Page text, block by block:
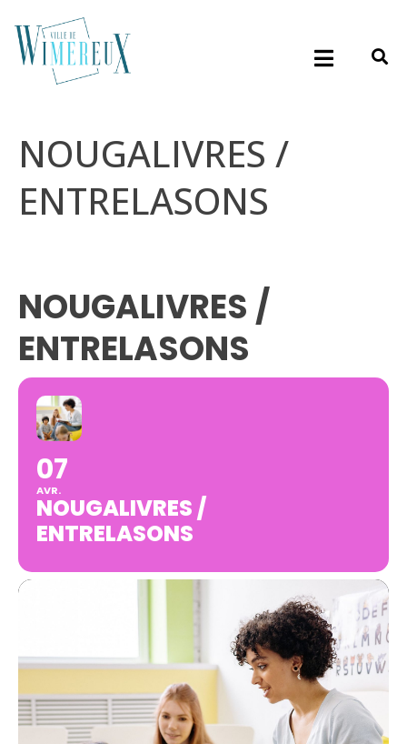
NOUGALIVRES /
ENTRELASONS
NOUGALIVRES /
ENTRELASONS
07
AVR.
NOUGALIVRES /
ENTRELASONS